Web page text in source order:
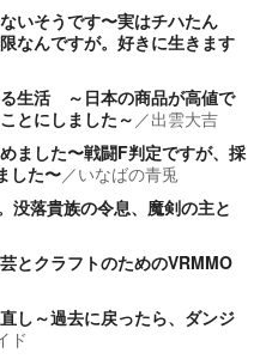
いそうです〜実はチハたん
なんですが。好きに生きます
生活 ～日本の商品が高値で
とにしました～ ／出雲大吉
ました〜戦闘F判定ですが、採
した〜／いなばの青兎
没落貴族の令息、魔剣の主と
とクラフトのためのVRMMO
し～過去に戻ったら、ダンジ
ド